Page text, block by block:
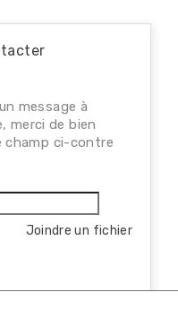
message à
merci de bien
champ ci-contre
Joindre un fichier